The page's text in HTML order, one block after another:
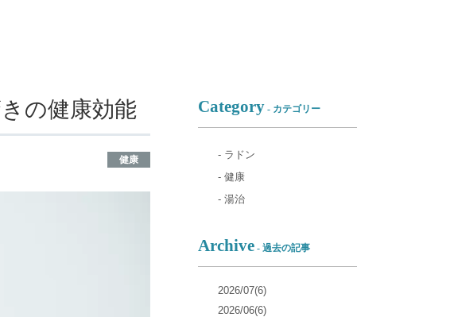
の健康効能
健康
Category - カテゴリー
- ラドン
- 健康
- 湯治
Archive - 過去の記事
2026/07(6)
2026/06(6)